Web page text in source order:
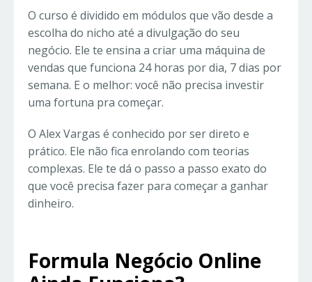
O curso é dividido em módulos que vão desde a
escolha do nicho até a divulgação do seu
negócio. Ele te ensina a criar uma máquina de
vendas que funciona 24 horas por dia, 7 dias por
semana. E o melhor: você não precisa investir
uma fortuna pra começar.
O Alex Vargas é conhecido por ser direto e
prático. Ele não fica enrolando com teorias
complexas. Ele te dá o passo a passo exato do
que você precisa fazer para começar a ganhar
dinheiro.
Formula Negócio Online